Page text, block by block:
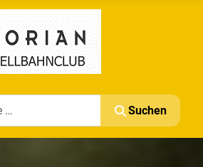
Suchen